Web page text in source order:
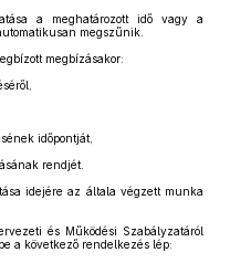
a meghatározott idő vagy a
megszűnik.
megbízásakor:
időpontját,
rendjét.
idejére az általa végzett munka
és Működési Szabályzatáról
a következő rendelkezés lép: